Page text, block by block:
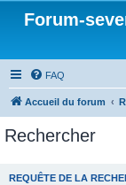
Forum-
FAQ
Accueil du forum
Rechercher
REQUÊTE DE LA